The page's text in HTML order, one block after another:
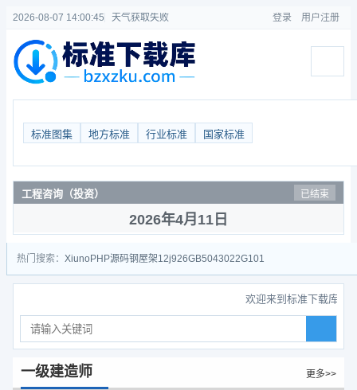
2026-08-07 14:00:46 天气获取失败 登录 用户注册
标准图集 地方标准 行业标准 国家标准
工程咨询（投资） 已结束
2026年4月11日
热门搜索： Xiuno PHP源码钢屋架12j926GB5043022G101
欢迎来到标准下载库，考友
一级建造师 更多>>